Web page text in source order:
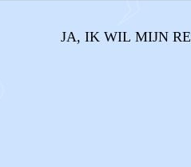
JA, IK WIL MIJN